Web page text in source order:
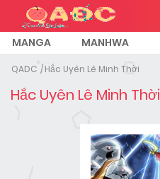
MANGA MANHWA
QADC Hắc Uyên Lê Minh Thời
Hắc Uyên Lê Minh Thời